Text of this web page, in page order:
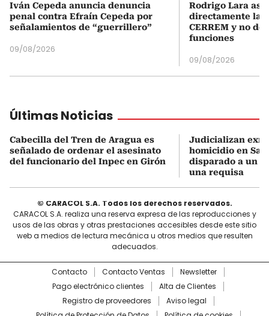
Iván Cepeda anuncia denuncia
penal contra Efraín Cepeda por
señalamientos de “guerrillero”
09/08/2026
Rodrigo Lara
directamente la
CERREM y no
funciones
09/08/2026
Últimas Noticias
Cabecilla del Tren de Aragua es
señalado de ordenar el asesinato
del funcionario del Inpec en Girón
Judicializan
homicidio en
disparado a un
una requisa
© CARACOL S.A. Todos los derechos reservados.
CARACOL S.A. realiza una reserva expresa de las reproducciones y
usos de las obras y otras prestaciones accesibles desde este sitio
web a medios de lectura mecánica u otros medios que resulten
adecuados.
Contacto Contacto Ventas
Newsletter
Pago electrónico clientes
Alta de Clientes
Registro de proveedores
Aviso legal